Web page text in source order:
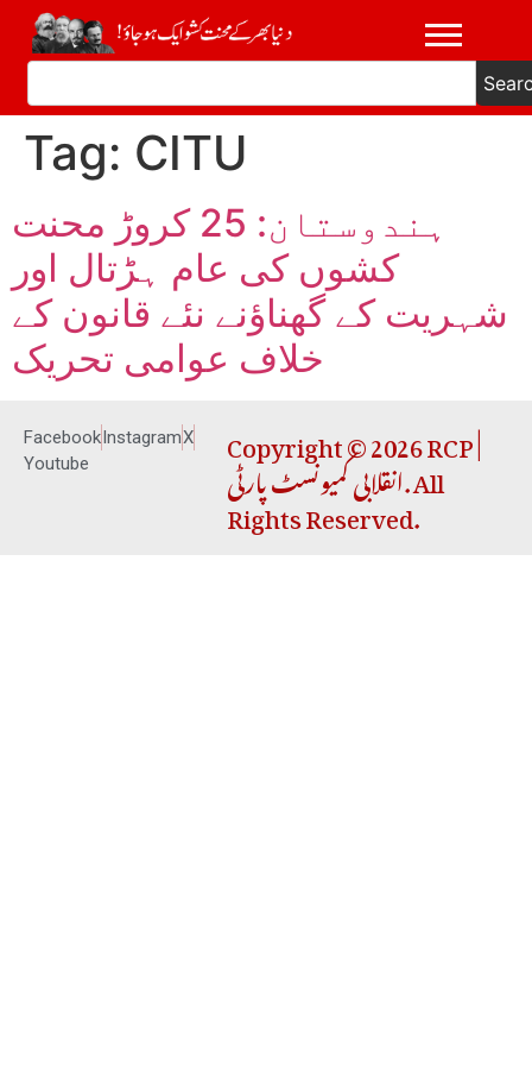
Tag: CITU
ہندوستان: 25 کروڑ محنت
کشوں کی عام ہڑتال اور
شہریت کے گھناؤنے نئے قانون کے
خلاف عوامی تحریک
FacebookInstagramX
Youtube
Copyright © 2026 RCP |
انقلابی کمیونسٹ پارٹی. All
Rights Reserved.